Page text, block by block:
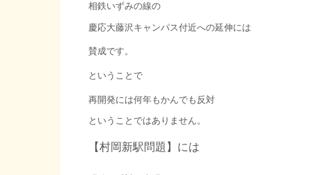
相鉄いずみの線の
慶応大藤沢キャンパス付近への延伸には
賛成です。
ということで
再開発には何年もかんでも反対
ということではありません。
【村岡新駅問題】には